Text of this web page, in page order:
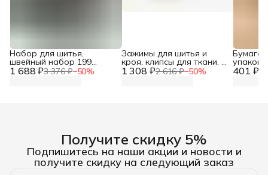
1 688 ₽3 376 ₽−50%
Набор для шитья,
швейный набор 199
предметов, 26*19,5*4 см, 1 308 ₽2 616 ₽−50%
Зажимы для шитья и
кроя, клипсы для ткани, 8
шт, 2,6 см + 7 шт, 5,5 см, 401 ₽
Бумага
Получите скидку 5%
Подпишитесь на наши акции и новости и
получите скидку на следующий заказ